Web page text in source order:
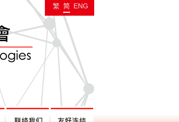
繁 简 ENG